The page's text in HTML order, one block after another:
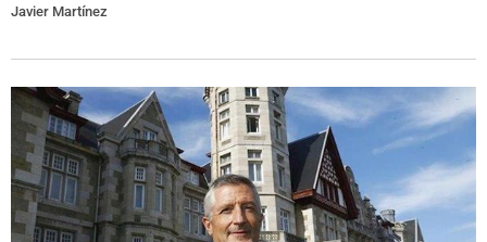
Javier Martínez